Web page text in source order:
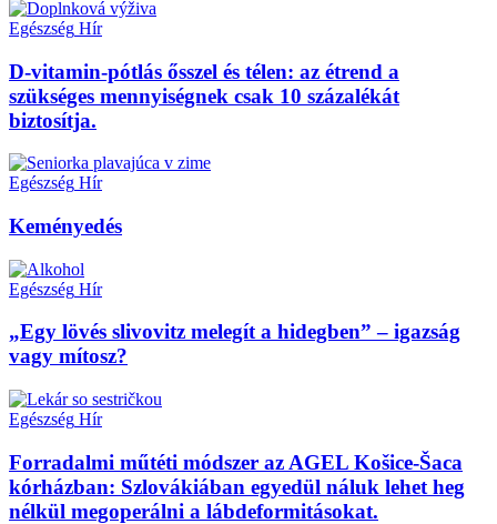
Egészség Hír
D-vitamin-pótlás ősszel és télen: az étrend a
szükséges mennyiségnek csak 10 százalékát
biztosítja.
Egészség Hír
Keményedés
Egészség Hír
„Egy lövés slivovitz melegít a hidegben” – igazság
vagy mítosz?
Egészség Hír
Forradalmi műtéti módszer az AGEL Košice-Šaca
kórházban: Szlovákiában egyedül náluk lehet heg
nélkül megoperálni a lábdeformitásokat.